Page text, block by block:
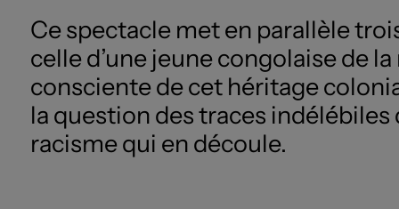
Ce spectacle met en parallèle
celle d’une jeune congolaise de
consciente de cet héritage
la question des traces indélébiles
racisme qui en découle.